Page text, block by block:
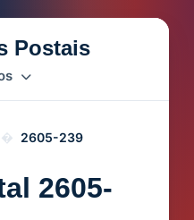
Postais
2605-239
2605-